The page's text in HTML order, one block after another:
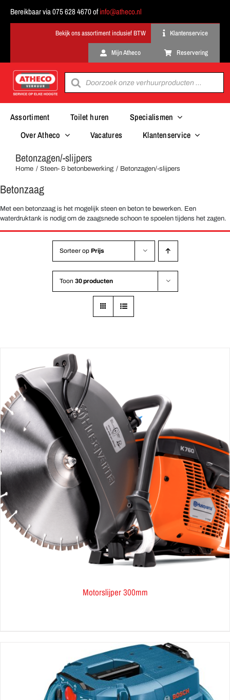
Bereikbaar via 075 628 4670 ofinfo@atheco.nl
Klantenservice
Mijn Atheco Reservering
Producten
zoeken
Assortiment Toilet huren
Specialismen
Over Atheco
Vacatures Klantenservice
Betonzagen/-slijpers
Home Steen- & betonbewerking Betonzagen/-slijpers
Betonzaag
Met een betonzaag is het mogelijk steen en beton te bewerken. Een
waterdruktank is nodig om de zaagsnede schoon te spoelen tijdens het zagen.
Sorteer op Prijs
Toon 30 producten
Motorslijper 300mm